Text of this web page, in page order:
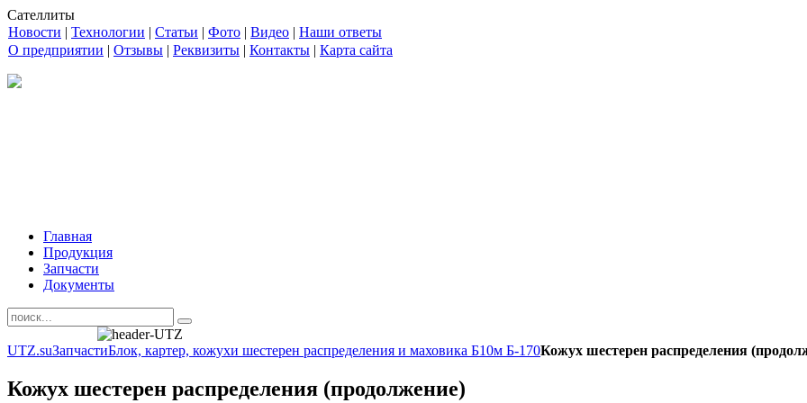
Сателлиты
Новости | Технологии | Статьи | Фото | Видео | Наши ответы
О предприятии | Отзывы | Реквизиты | Контакты | Карта сайта
Главная
Продукция
Запчасти
Документы
UTZ.suЗапчастиБлок, картер, кожухи шестерен распределения и маховика Б10м Б-170Кожух шестерен распределения
Кожух шестерен распределения (продолжение)